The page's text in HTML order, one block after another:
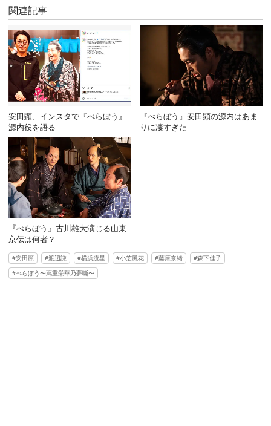
関連記事
安田顕、インスタで『べらぼう』
源内役を語る
『べらぼう』安田顕の源内はあま
りに凄すぎた
『べらぼう』古川雄大演じる山東
京伝は何者？
安田顕 渡辺謙 横浜流星 小芝風花 藤原奈緒
森下佳子
べらぼう〜蔦重栄華乃夢噺〜